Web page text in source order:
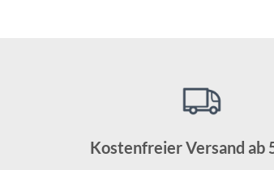
Kostenfreier Versand ab